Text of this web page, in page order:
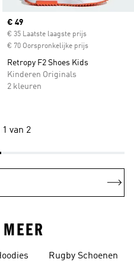
Current price
€ 49
€ 35 Laatste laagste prijs
€ 70 Oorspronkelijke prijs
Retropy F2 Shoes Kids
Kinderen Originals
2 kleuren
1 van 2
Rugby Schoenen